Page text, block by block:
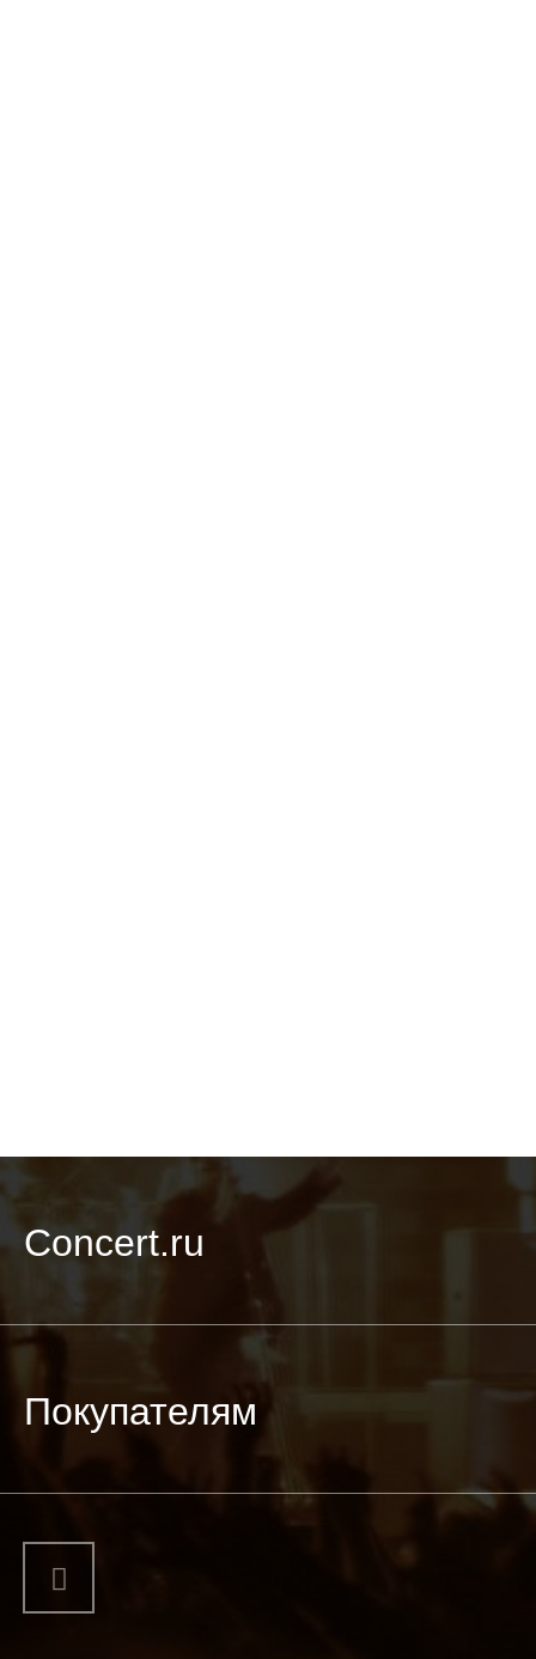
Concert.ru
Покупателям